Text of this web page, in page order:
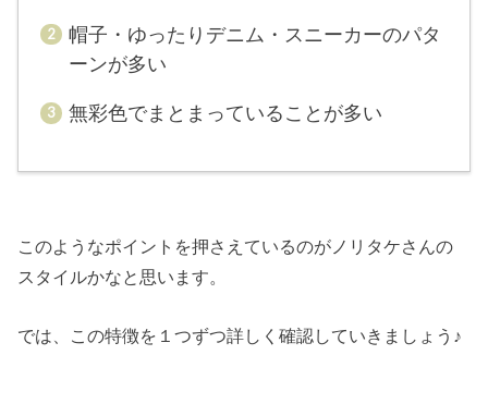
帽子・ゆったりデニム・スニーカーのパタ
ーンが多い
無彩色でまとまっていることが多い
このようなポイントを押さえているのがノリタケさんの
スタイルかなと思います。
では、この特徴を１つずつ詳しく確認していきましょう♪